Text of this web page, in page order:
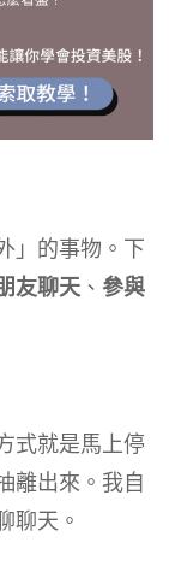
」的事物。下
友聊天、 參與
式就是馬上停
離出來。我自
聊天。